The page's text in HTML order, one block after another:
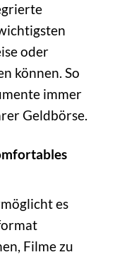
oder
können. So
immer
Geldbörse.
es
Filme zu